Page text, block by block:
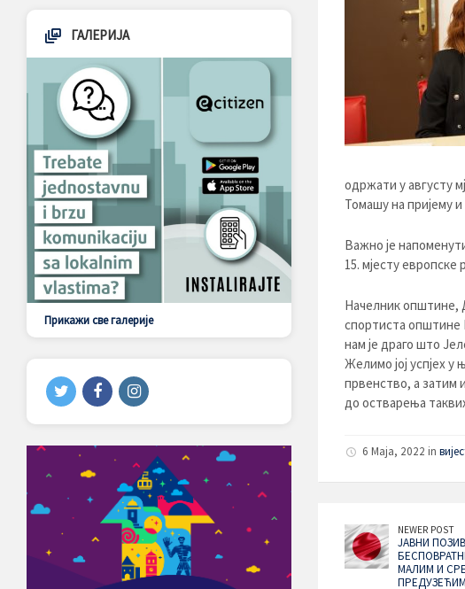
одржати у августу
Томашу на пријему
Важно је
15. мјесту европске
Начелник општине,
спортиста општине
нам је драго што
Желимо јој успјех
првенство, а затим
до остварења
6 Maja, 2022 in
NEWER POST
ЈАВНИ
МАЛИМ И
ГАЛЕРИЈА
Прикажи све галерије